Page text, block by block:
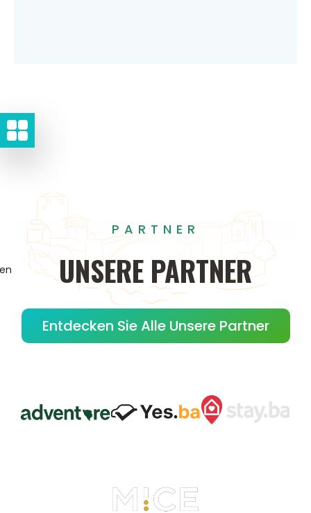
PARTNER
UNSERE PARTNER
Entdecken Sie Alle Unsere Partner